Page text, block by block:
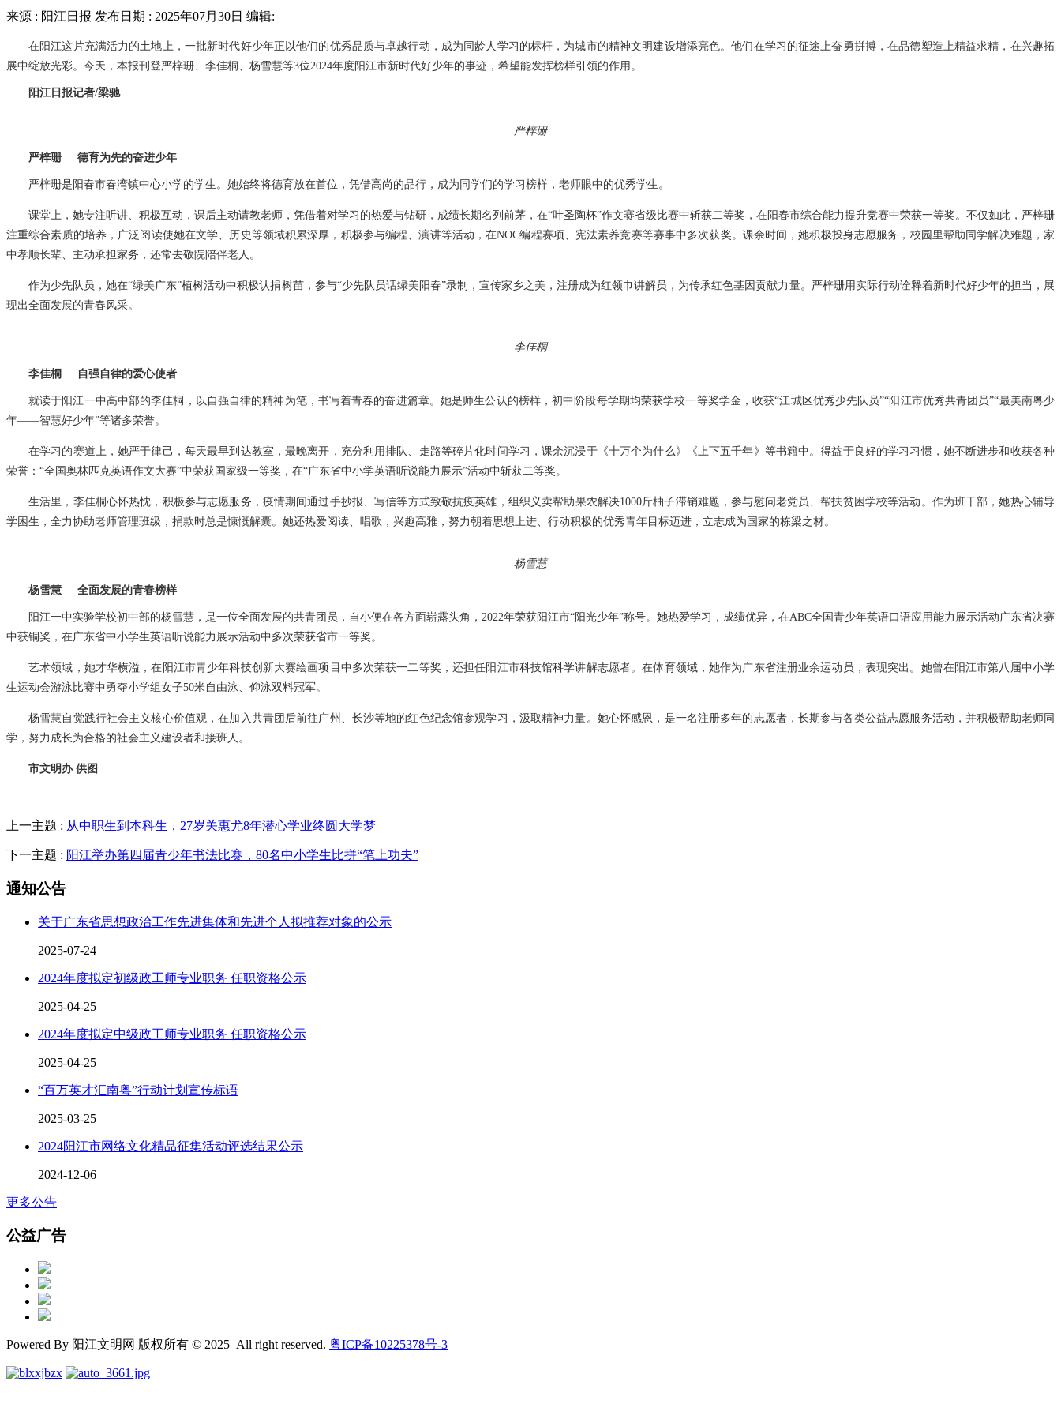
来源 : 阳江日报 发布日期 : 2025年07月30日 编辑:
在阳江这片充满活力的土地上，一批新时代好少年正以他们的优秀品质与卓越行动，成为同龄人学习的标杆，为城市的精神文明建设增添亮色。他们在学习的征途上奋勇拼搏，在品德塑造上精益求精，在兴趣拓
展中绽放光彩。今天，本报刊登严梓珊、李佳桐、杨雪慧等3位2024年度阳江市新时代好少年的事迹，希望能发挥榜样引领的作用。
阳江日报记者/梁驰
严梓珊
严梓珊 德育为先的奋进少年
严梓珊是阳春市春湾镇中心小学的学生。她始终将德育放在首位，凭借高尚的品行，成为同学们的学习榜样，老师眼中的优秀学生。
课堂上，她专注听讲、积极互动，课后主动请教老师，凭借着对学习的热爱与钻研，成绩长期名列前茅，在“叶圣陶杯”作文赛省级比赛中斩获二等奖，在阳春市综合能力提升竞赛中荣获一等奖。不仅如此，严梓珊
注重综合素质的培养，广泛阅读使她在文学、历史等领域积累深厚，积极参与编程、演讲等活动，在NOC编程赛项、宪法素养竞赛等赛事中多次获奖。课余时间，她积极投身志愿服务，校园里帮助同学解决难题，家
中孝顺长辈、主动承担家务，还常去敬院陪伴老人。
作为少先队员，她在“绿美广东”植树活动中积极认捐树苗，参与“少先队员话绿美阳春”录制，宣传家乡之美，注册成为红领巾讲解员，为传承红色基因贡献力量。严梓珊用实际行动诠释着新时代好少年的担当，展
现出全面发展的青春风采。
李佳桐
李佳桐 自强自律的爱心使者
就读于阳江一中高中部的李佳桐，以自强自律的精神为笔，书写着青春的奋进篇章。她是师生公认的榜样，初中阶段每学期均荣获学校一等奖学金，收获“江城区优秀少先队员”“阳江市优秀共青团员”“最美南粤少
年——智慧好少年”等诸多荣誉。
在学习的赛道上，她严于律己，每天最早到达教室，最晚离开，充分利用排队、走路等碎片化时间学习，课余沉浸于《十万个为什么》《上下五千年》等书籍中。得益于良好的学习习惯，她不断进步和收获各种
荣誉：“全国奥林匹克英语作文大赛”中荣获国家级一等奖，在“广东省中小学英语听说能力展示”活动中斩获二等奖。
生活里，李佳桐心怀热忱，积极参与志愿服务，疫情期间通过手抄报、写信等方式致敬抗疫英雄，组织义卖帮助果农解决1000斤柚子滞销难题，参与慰问老党员、帮扶贫困学校等活动。作为班干部，她热心辅导
学困生，全力协助老师管理班级，捐款时总是慷慨解囊。她还热爱阅读、唱歌，兴趣高雅，努力朝着思想上进、行动积极的优秀青年目标迈进，立志成为国家的栋梁之材。
杨雪慧
杨雪慧 全面发展的青春榜样
阳江一中实验学校初中部的杨雪慧，是一位全面发展的共青团员，自小便在各方面崭露头角，2022年荣获阳江市“阳光少年”称号。她热爱学习，成绩优异，在ABC全国青少年英语口语应用能力展示活动广东省决赛
中获铜奖，在广东省中小学生英语听说能力展示活动中多次荣获省市一等奖。
艺术领域，她才华横溢，在阳江市青少年科技创新大赛绘画项目中多次荣获一二等奖，还担任阳江市科技馆科学讲解志愿者。在体育领域，她作为广东省注册业余运动员，表现突出。她曾在阳江市第八届中小学
生运动会游泳比赛中勇夺小学组女子50米自由泳、仰泳双料冠军。
杨雪慧自觉践行社会主义核心价值观，在加入共青团后前往广州、长沙等地的红色纪念馆参观学习，汲取精神力量。她心怀感恩，是一名注册多年的志愿者，长期参与各类公益志愿服务活动，并积极帮助老师同
学，努力成长为合格的社会主义建设者和接班人。
市文明办 供图
上一主题 : 从中职生到本科生，27岁关惠尤8年潜心学业终圆大学梦
下一主题 : 阳江举办第四届青少年书法比赛，80名中小学生比拼“笔上功夫”
通知公告
关于广东省思想政治工作先进集体和先进个人拟推荐对象的公示
2025-07-24
2024年度拟定初级政工师专业职务 任职资格公示
2025-04-25
2024年度拟定中级政工师专业职务 任职资格公示
2025-04-25
“百万英才汇南粤”行动计划宣传标语
2025-03-25
2024阳江市网络文化精品征集活动评选结果公示
2024-12-06
更多公告
公益广告
Powered By 阳江文明网 版权所有 © 2025 All right reserved. 粤ICP备10225378号-3